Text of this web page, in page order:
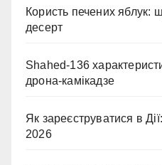
Користь печених яблук:
десерт
Shahed-136
дрона-камікадзе
Як зареєструватися в
2026